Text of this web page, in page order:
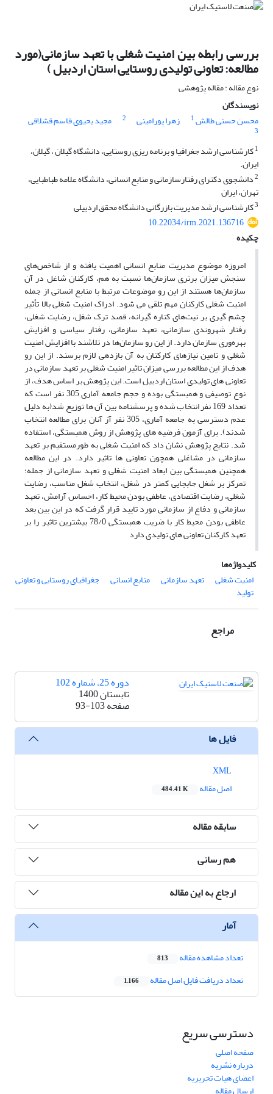
بررسی رابطه بین امنیت شغلی با تعهد سازمانی(مورد
مطالعه: تعاونی تولیدی روستایی استان اردبیل )
نوع مقاله : مقاله پژوهشی
نویسندگان
محسن حسنی طالش1 زهرا پورامینی 2 مجید یحیوی قاسم قشلاقی
3
1کارشناسی ارشد جغرافیا و برنامه ریزی روستایی، دانشگاه گیلان ، گیلان،
ایران.
2دانشجوی دکترای رفتارسازمانی و منابع انسانی، دانشگاه علامه طباطبایی،
تهران، ایران
3کارشناسی ارشد مدیریت بازرگانی دانشگاه محقق اردبیلی
10.22034/irm.2021.136716
چکیده
امروزه موضوع مدیریت منابع انسانی اهمیت یافته و از شاخص‌های
سنجش میزان برتری سازمان‌ها نسبت به هم، کارکنان شاغل در آن
سازمان‌ها هستند از این رو موضوعات مرتبط با منابع انسانی از جمله
امنیت شغلی کارکنان مهم تلقی می شود. ادراک امنیت شغلی بالا تأثیر
چشم گیری بر نیت‌‌های کناره گیرانه، قصد ترک شغل، رضایت شغلی،
رفتار شهروندی سازمانی، تعهد سازمانی، رفتار سیاسی و افزایش
بهره‌وری سازمان دارد. از این رو سازمان‌ها در تلاشند با افزایش امنیت
شغلی و تامین نیازهای کارکنان به آن بازدهی لازم برسند. از این رو
هدف از این مطالعه بررسی میزان تاثیر امنیت شغلی بر تعهد سازمانی در
تعاونی های تولیدی استان اردبیل است. این پژوهش بر اساس هدف، از
نوع توصیفی و همبستگی بوده و حجم جامعه آماری 305 نفر است که
تعداد 169 نفر انتخاب شده و پرسشنامه بین آن ها توزیع شد(به دلیل
عدم دسترسی به جامعه آماری، 305 نفر آز آنان برای مطالعه انتخاب
شدند). برای آزمون فرضیه های پژوهش از روش همبستگی، استفاده
شد. نتایج پژوهش نشان داد که امنیت شغلی به طورمستقیم بر تعهد
سازمانی در مشاغلی همچون تعاونی ها تاثیر دارد. در این مطالعه
همچنین همبستگی بین ابعاد امنیت شغلی و تعهد سازمانی از جمله؛
تمرکز بر شغل جابجایی کمتر در شغل، انتخاب شغل مناسب، رضایت
شغلی، رضایت اقتصادی، عاطفی بودن محیط کار، احساس آرامش، تعهد
سازمانی و دفاع از سازمانی مورد تایید قرار گرفت که در این بین بعد
عاطفی بودن محیط کار با ضریب همبستگی 78/0 بیشترین تاثیر را بر
تعهد کارکنان تعاونی های تولیدی دارد
کلیدواژه‌ها
امنیت شغلی
تعهد سازمانی منابع انسانی جغرافیای روستایی و تعاونی
تولید
مراجع
دوره 25، شماره 102
تابستان 1400
صفحه93-103
فایل ها
اصل مقاله
484.41 K
سابقه مقاله
هم رسانی
ارجاع به این مقاله
آمار
تعداد مشاهده مقاله 813
تعداد دریافت فایل اصل مقاله 1,166
دسترسی سریع
صفحه اصلی
درباره نشریه
اعضای هیات تحریریه